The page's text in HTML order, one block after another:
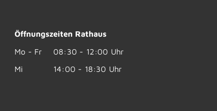
Öffnungszeiten Rathaus
Mo - Fr
08:30 - 12:00 Uhr
Mi
14:00 - 18:30 Uhr